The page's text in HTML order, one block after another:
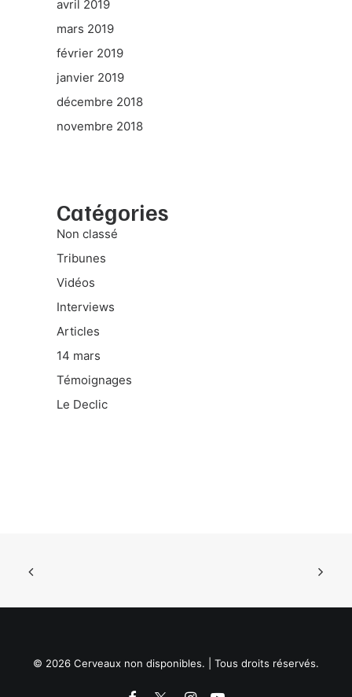
avril 2019
mars 2019
février 2019
janvier 2019
décembre 2018
novembre 2018
Catégories
Non classé
Tribunes
Vidéos
Interviews
Articles
14 mars
Témoignages
Le Declic
© 2026 Cerveaux non disponibles. | Tous droits réservés.